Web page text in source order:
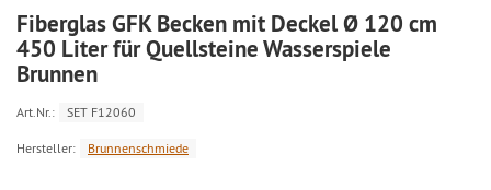
Fiberglas GFK Becken mit Deckel Ø 120 cm
450 Liter für Quellsteine Wasserspiele
Brunnen
Art.Nr.: SET F12060
Hersteller: Brunnenschmiede